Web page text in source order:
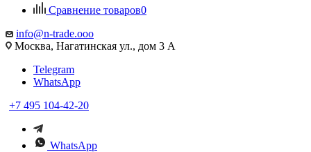
Сравнение товаров0
info@n-trade.ooo
Москва, Нагатинская ул., дом 3 А
Telegram
WhatsApp
+7 495 104-42-20
WhatsApp